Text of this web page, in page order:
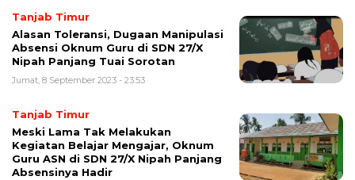
Tanjab Timur
Alasan Toleransi, Dugaan Manipulasi
Absensi Oknum Guru di SDN 27/X
Nipah Panjang Tuai Sorotan
Jumat, 8 September 2023 - 23:53
Tanjab Timur
Meski Lama Tak Melakukan
Kegiatan Belajar Mengajar, Oknum
Guru ASN di SDN 27/X Nipah Panjang
Absensinya Hadir